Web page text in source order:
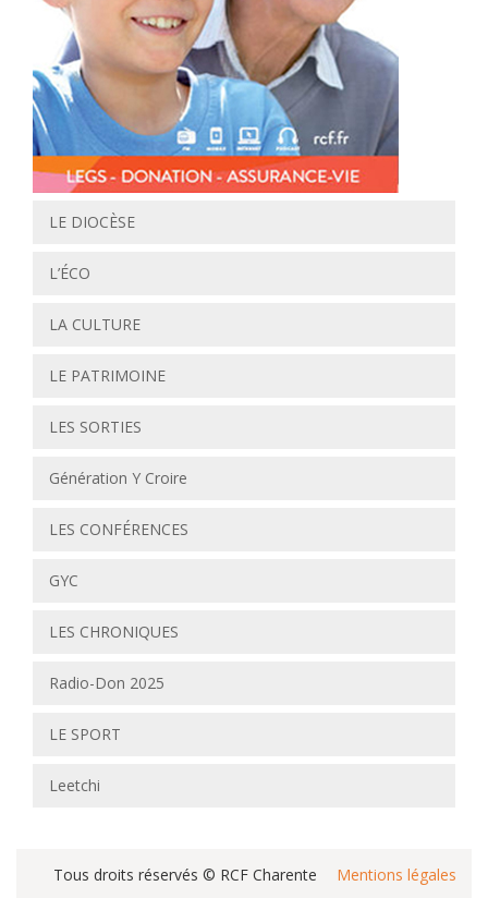
LE DIOCÈSE
L’ÉCO
LA CULTURE
LE PATRIMOINE
LES SORTIES
Génération Y Croire
LES CONFÉRENCES
GYC
LES CHRONIQUES
Radio-Don 2025
LE SPORT
Leetchi
Tous droits réservés © RCF Charente Mentions légales